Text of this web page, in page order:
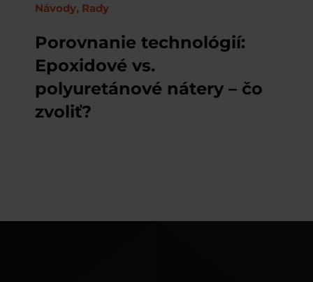
Návody, Rady
Porovnanie technológií:
Epoxidové vs.
polyuretánové nátery – čo
zvoliť?